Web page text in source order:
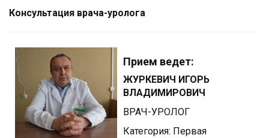
Консультация врача-уролога
Прием ведет:
ЖУРКЕВИЧ ИГОРЬ
ВЛАДИМИРОВИЧ
ВРАЧ-УРОЛОГ
Категория: Первая